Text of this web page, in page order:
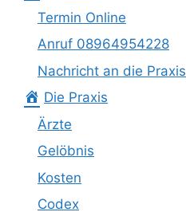
Termin Online
Anruf 08964954228
Nachricht an die Praxis
Die Praxis
Ärzte
Gelöbnis
Kosten
Codex